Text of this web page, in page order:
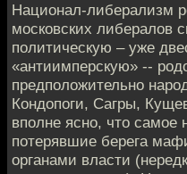
Национал-либерализм
московских либералов
политическую – уже
«антиимперскую» --
предположительно
Кондопоги, Сагры,
вполне ясно, что самое
потерявшие берега
органами власти